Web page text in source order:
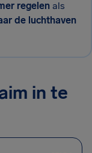
regelen als
de luchthaven
in te